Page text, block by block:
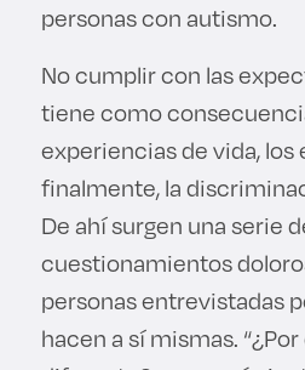
personas con autismo.
No cumplir con las
tiene como
experiencias de vida, los
finalmente, la
De ahí surgen una serie
cuestionamientos
personas entrevistadas
hacen a sí mismas.